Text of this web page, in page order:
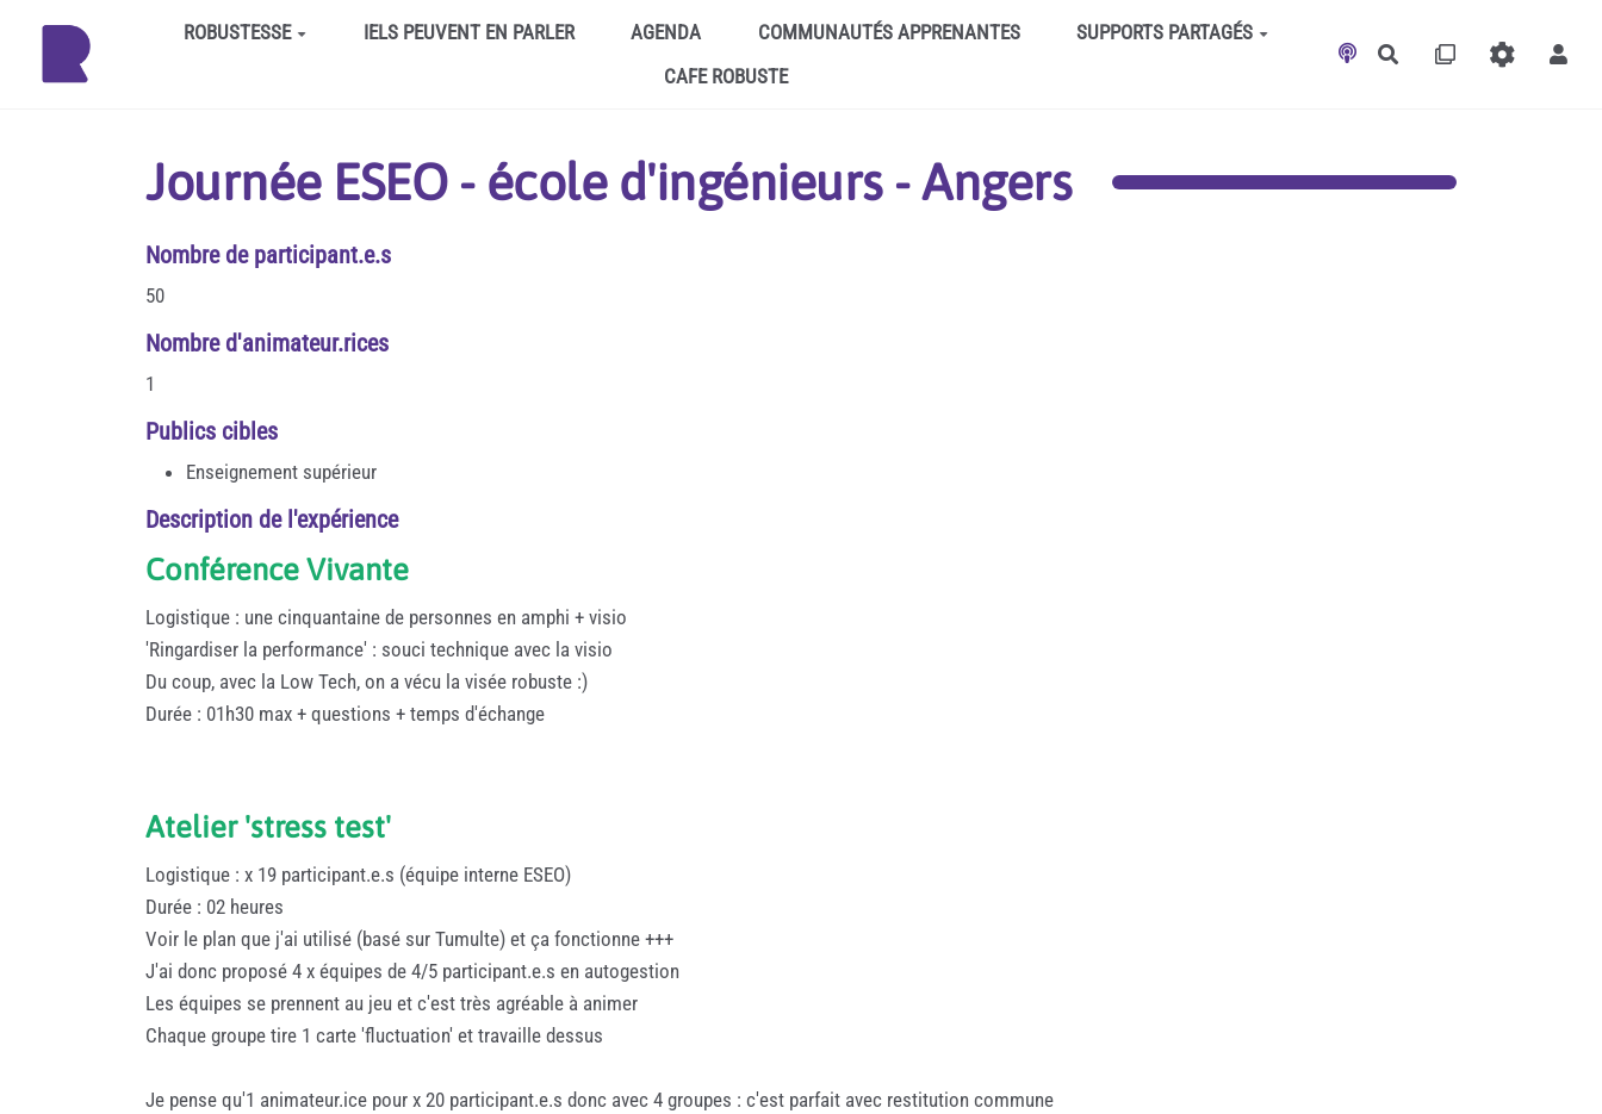
Aller au contenu principalROBUSTESSE IELS PEUVENT EN PARLER AGENDA COMMUNAUTÉS APPRENANTES
SUPPORTS PARTAGÉS
CAFE ROBUSTE
Rechercher
Journée ESEO - école d'ingénieurs - Angers
Nombre de participant.e.s
50
Nombre d'animateur.rices
1
Publics cibles
Enseignement supérieur
Description de l'expérience
Conférence Vivante
Logistique : une cinquantaine de personnes en amphi + visio
'Ringardiser la performance' : souci technique avec la visio
Du coup, avec la Low Tech, on a vécu la visée robuste :)
Durée : 01h30 max + questions + temps d'échange
Atelier 'stress test'
Logistique : x 19 participant.e.s (équipe interne ESEO)
Durée : 02 heures
Voir le plan que j'ai utilisé (basé sur Tumulte) et ça fonctionne +++
J'ai donc proposé 4 x équipes de 4/5 participant.e.s en autogestion
Les équipes se prennent au jeu et c'est très agréable à animer
Chaque groupe tire 1 carte 'fluctuation' et travaille dessus
Je pense qu'1 animateur.ice pour x 20 participant.e.s donc avec 4 groupes : c'est parfait avec restitution commune